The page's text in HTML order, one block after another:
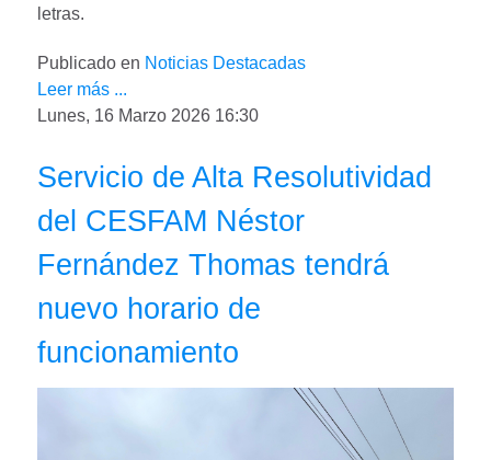
letras.
Publicado en Noticias Destacadas
Leer más ...
Lunes, 16 Marzo 2026 16:30
Servicio de Alta Resolutividad
del CESFAM Néstor
Fernández Thomas tendrá
nuevo horario de
funcionamiento